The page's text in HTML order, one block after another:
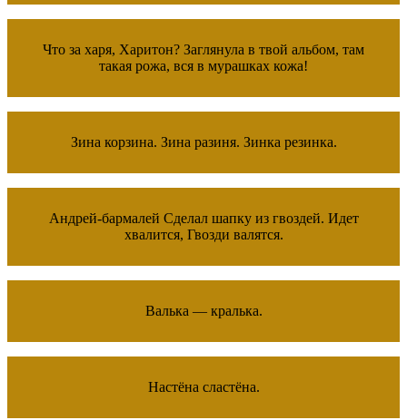
Что за харя, Харитон? Заглянула в твой альбом, там
такая рожа, вся в мурашках кожа!
Зина корзина. Зина разиня. Зинка резинка.
Андрей-бармалей Сделал шапку из гвоздей. Идет
хвалится, Гвозди валятся.
Валька — кралька.
Настёна сластёна.